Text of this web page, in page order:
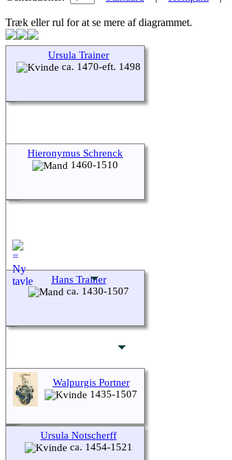
Træk eller rul for at se mere af diagrammet.
Ursula Trainer
ca. 1470-eft. 1498
Hieronymus Schrenck
1460-1510
Hans Trainer
ca. 1430-1507
Walpurgis Portner
1435-1507
Ursula Notscherff
ca. 1454-1521